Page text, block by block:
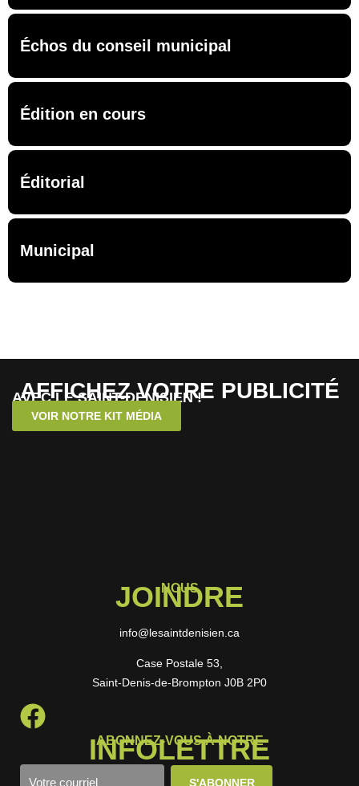
Échos du conseil municipal
Édition en cours
Éditorial
Municipal
AFFICHEZ VOTRE PUBLICITÉ
AVEC LE SAINT-DENISIEN !
VOIR NOTRE KIT MÉDIA
NOUS
JOINDRE
info@lesaintdenisien.ca
Case Postale 53,
Saint-Denis-de-Brompton J0B 2P0
ABONNEZ-VOUS À NOTRE
INFOLETTRE